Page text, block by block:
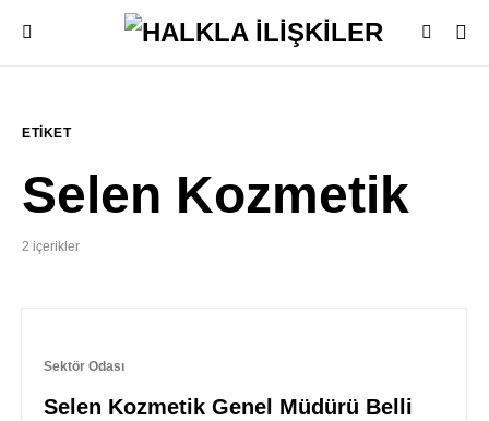
ETIKET
Selen Kozmetik
2 içerikler
Sektör Odası
Selen Kozmetik Genel Müdürü Belli